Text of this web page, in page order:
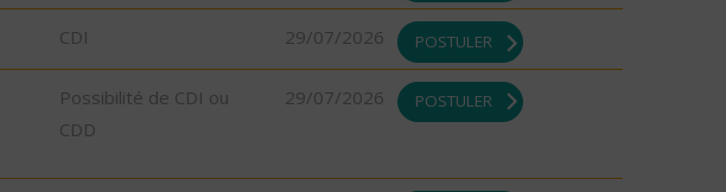
CDI 29/07/2026 POSTULER
Possibilité de CDI ou
CDD
29/07/2026 POSTULER